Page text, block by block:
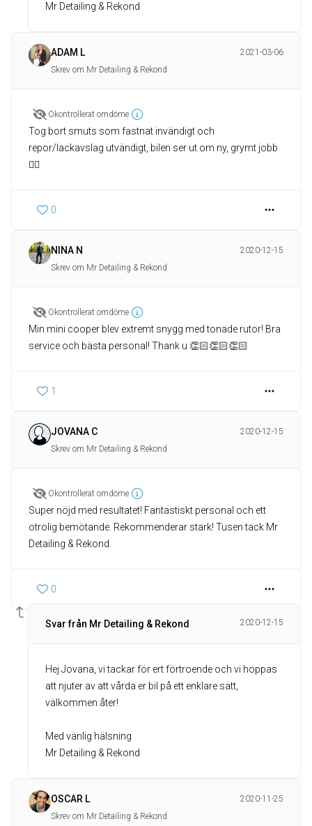
Mr Detailing & Rekond
ADAM L
2021-03-06
Skrev om Mr Detailing & Rekond
Okontrollerat omdöme
Tog bort smuts som fastnat invändigt och
repor/lackavslag utvändigt, bilen ser ut om ny, grymt jobb
👍🏻
0
NINA N
2020-12-15
Skrev om Mr Detailing & Rekond
Okontrollerat omdöme
Min mini cooper blev extremt snygg med tonade rutor! Bra
service och bästa personal! Thank u 👏🏻👏🏻👏🏻
1
JOVANA C
2020-12-15
Skrev om Mr Detailing & Rekond
Okontrollerat omdöme
Super nöjd med resultatet! Fantastiskt personal och ett
otrolig bemötande. Rekommenderar stark! Tusen tack Mr
Detailing & Rekond.
0
Svar från Mr Detailing & Rekond 2020-12-15
Hej Jovana, vi tackar för ert förtroende och vi hoppas
att njuter av att vårda er bil på ett enklare sätt,
välkommen åter!
Med vänlig hälsning
Mr Detailing & Rekond
OSCAR L
2020-11-25
Skrev om Mr Detailing & Rekond